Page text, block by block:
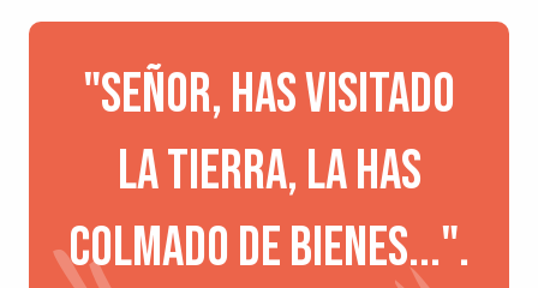
"Señor, has visitado
la tierra, la has
colmado de bienes...".